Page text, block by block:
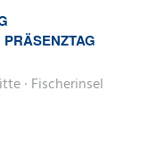
· Fischerinsel